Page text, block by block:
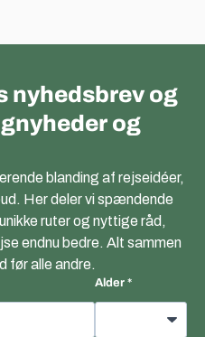
nyhedsbrev og
og
blanding af rejseidéer,
Her deler vi spændende
ruter og nyttige råd,
endnu bedre. Alt sammen
før alle andre.
Alder